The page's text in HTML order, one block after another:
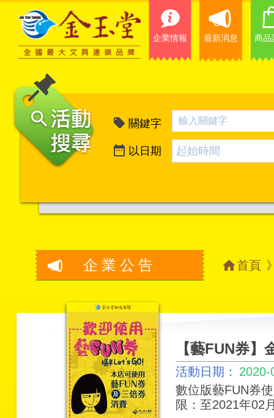
企業情報 最新消息 商品
關鍵字
以日期
企業公告 首頁
【藝FUN券】
活動日期：
2020-
數位版藝FUN券
限：至2021年02